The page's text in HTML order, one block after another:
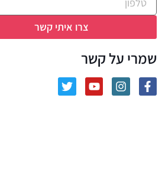
צרו איתי קשר
שמרי על קשר